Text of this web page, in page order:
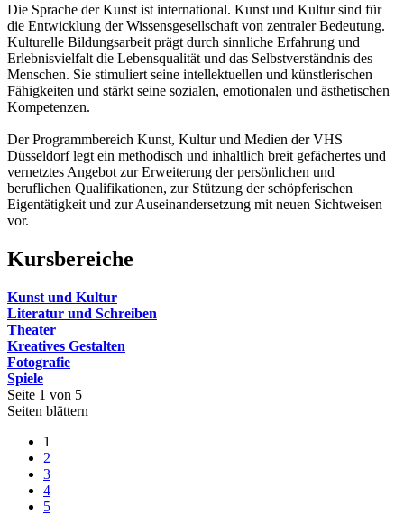
Die Sprache der Kunst ist international. Kunst und Kultur sind für
die Entwicklung der Wissensgesellschaft von zentraler Bedeutung.
Kulturelle Bildungsarbeit prägt durch sinnliche Erfahrung und
Erlebnisvielfalt die Lebensqualität und das Selbstverständnis des
Menschen. Sie stimuliert seine intellektuellen und künstlerischen
Fähigkeiten und stärkt seine sozialen, emotionalen und ästhetischen
Kompetenzen.
Der Programmbereich Kunst, Kultur und Medien der VHS
Düsseldorf legt ein methodisch und inhaltlich breit gefächertes und
vernetztes Angebot zur Erweiterung der persönlichen und
beruflichen Qualifikationen, zur Stützung der schöpferischen
Eigentätigkeit und zur Auseinandersetzung mit neuen Sichtweisen
vor.
Kursbereiche
Kunst und Kultur
Literatur und Schreiben
Theater
Kreatives Gestalten
Fotografie
Spiele
Seite 1 von 5
Seiten blättern
1
2
3
4
5